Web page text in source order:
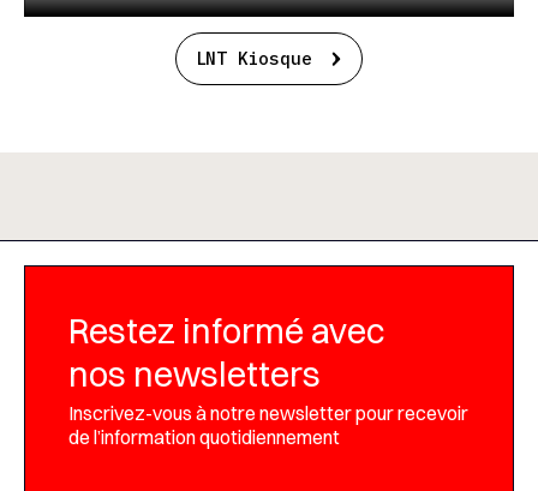
LNT Kiosque
Restez informé avec
nos newsletters
Inscrivez-vous à notre newsletter pour recevoir
de l’information quotidiennement